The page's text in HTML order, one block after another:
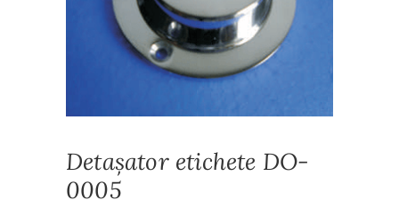
Detașator etichete DO-
0005